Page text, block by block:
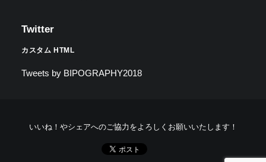
Twitter
カスタム HTML
Tweets by BIPOGRAPHY2018
いいね！やシェアへのご協力をよろしくお願いいたします！